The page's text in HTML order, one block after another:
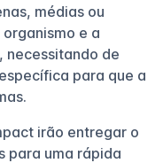
médias ou
e a
necessitando de
para que a
irão entregar o
para uma rápida